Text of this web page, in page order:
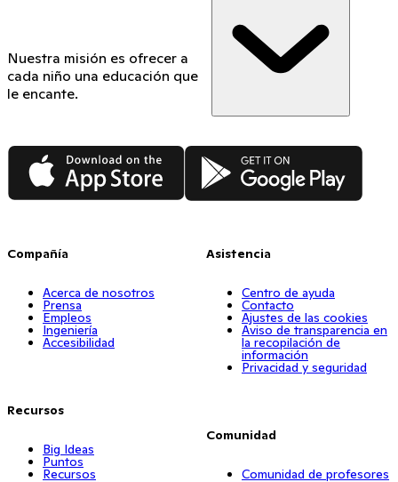
Nuestra misión es ofrecer a
cada niño una educación que
le encante.
App Store Google Play
Compañía
Acerca de nosotros
Prensa
Empleos
Ingeniería
Accesibilidad
Recursos
Big Ideas
Puntos
Recursos
Asistencia
Centro de ayuda
Contacto
Ajustes de las cookies
Aviso de transparencia en
la recopilación de
información
Privacidad y seguridad
Comunidad
Comunidad de profesores